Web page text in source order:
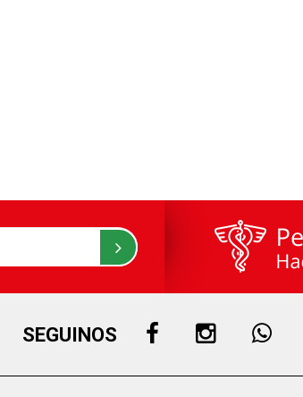
SEGUINOS